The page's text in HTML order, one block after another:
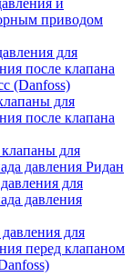
и
приводом
для
после клапана
(Danfoss)
для
после клапана
для
давления Ридан
для
давления
для
перед клапаном